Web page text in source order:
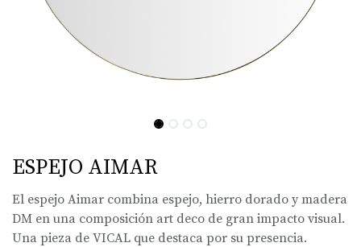
ESPEJO AIMAR
El espejo Aimar combina espejo, hierro dorado y madera
DM en una composición art deco de gran impacto visual.
Una pieza de VICAL que destaca por su presencia.